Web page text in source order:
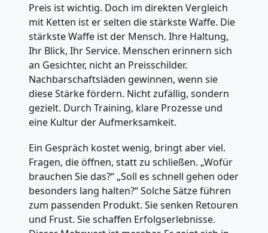
Preis ist wichtig. Doch im direkten Vergleich
mit Ketten ist er selten die stärkste Waffe. Die
stärkste Waffe ist der Mensch. Ihre Haltung,
Ihr Blick, Ihr Service. Menschen erinnern sich
an Gesichter, nicht an Preisschilder.
Nachbarschaftsläden gewinnen, wenn sie
diese Stärke fördern. Nicht zufällig, sondern
gezielt. Durch Training, klare Prozesse und
eine Kultur der Aufmerksamkeit.
Ein Gespräch kostet wenig, bringt aber viel.
Fragen, die öffnen, statt zu schließen. „Wofür
brauchen Sie das?“ „Soll es schnell gehen oder
besonders lang halten?“ Solche Sätze führen
zum passenden Produkt. Sie senken Retouren
und Frust. Sie schaffen Erfolgserlebnisse.